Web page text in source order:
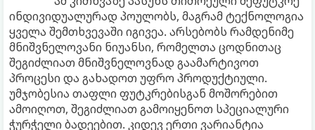
ინდივიდუალურად პოულობს, მაგრამ ტექნოლოგია
ყველა შემთხვევაში იგივეა. არსებობს რამდენიმე
მნიშვნელოვანი ნიუანსი, რომელთა ცოდნითაც
შეგიძლიათ მნიშვნელოვნად გაამარტივოთ
პროცესი და გახადოთ უფრო პროდუქტიული.
უმჯობესია თაფლი ფუტკრებისგან მოშორებით
ამოიღოთ, შეგიძლიათ გამოიყენოთ სპეციალური
ჭურჭელი ბადეებით. კიდევ ერთი ვარიანტია